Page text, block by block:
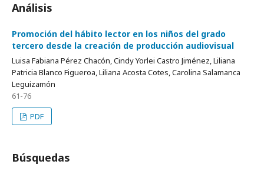
Análisis
Promoción del hábito lector en los niños del grado
tercero desde la creación de producción audiovisual
Luisa Fabiana Pérez Chacón, Cindy Yorlei Castro Jiménez, Liliana
Patricia Blanco Figueroa, Liliana Acosta Cotes, Carolina Salamanca
Leguizamón
61-76
PDF
Búsquedas